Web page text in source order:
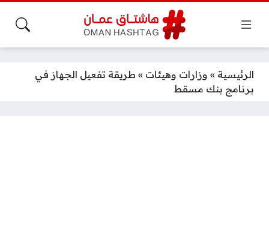
الرئيسية » وزارات وهيئات » طريقة تفعيل الجهاز في
برنامج بنك مسقط